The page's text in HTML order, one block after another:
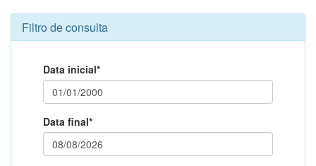
Filtro de consulta
Data inicial*
Data final*